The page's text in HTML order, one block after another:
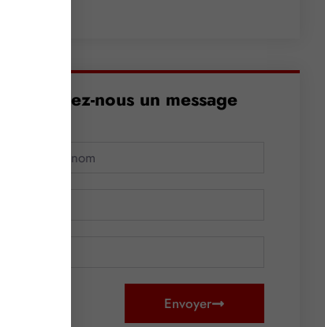
Envoyez-nous un message
Envoyer